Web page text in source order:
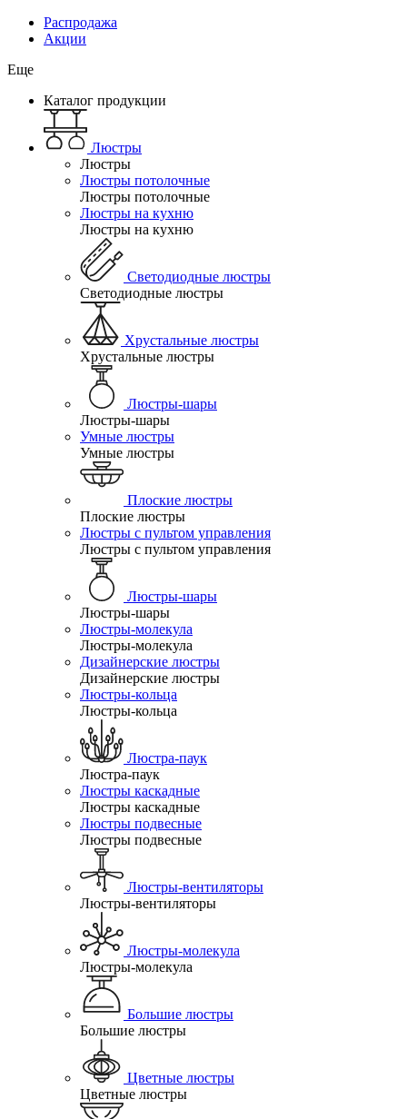
Распродажа
Акции
Еще
Каталог продукции
Люстры
Люстры
Люстры потолочные
Люстры потолочные
Люстры на кухню
Люстры на кухню
Светодиодные люстры
Светодиодные люстры
Хрустальные люстры
Хрустальные люстры
Люстры-шары
Люстры-шары
Умные люстры
Умные люстры
Плоские люстры
Плоские люстры
Люстры с пультом управления
Люстры с пультом управления
Люстры-шары
Люстры-шары
Люстры-молекула
Люстры-молекула
Дизайнерские люстры
Дизайнерские люстры
Люстры-кольца
Люстры-кольца
Люстра-паук
Люстра-паук
Люстры каскадные
Люстры каскадные
Люстры подвесные
Люстры подвесные
Люстры-вентиляторы
Люстры-вентиляторы
Люстры-молекула
Люстры-молекула
Большие люстры
Большие люстры
Цветные люстры
Цветные люстры